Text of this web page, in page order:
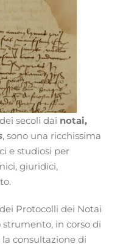
secoli dai notai,
, sono una ricchissima
e studiosi per
giuridici,
Protocolli dei Notai
strumento, in corso di
consultazione di